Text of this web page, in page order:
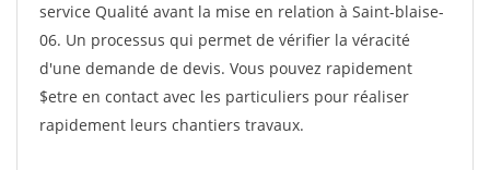
service Qualité avant la mise en relation à Saint-blaise-
06. Un processus qui permet de vérifier la véracité
d'une demande de devis. Vous pouvez rapidement
$etre en contact avec les particuliers pour réaliser
rapidement leurs chantiers travaux.